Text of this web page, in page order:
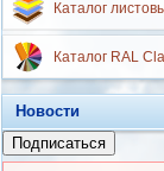
Каталог
Каталог RAL
Новости
Подписаться